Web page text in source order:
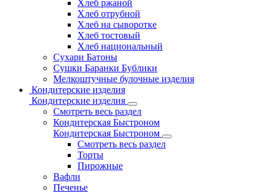
Хлеб ржаной
Хлеб отрубной
Хлеб на сыворотке
Хлеб тостовый
Хлеб национальный
Сухари Батоны
Сушки Баранки Бублики
Мелкоштучные булочные изделия
Кондитерские изделия
Кондитерские изделия
Смотреть весь раздел
Кондитерская Быстроном
Кондитерская Быстроном
Смотреть весь раздел
Торты
Пирожные
Вафли
Печенье